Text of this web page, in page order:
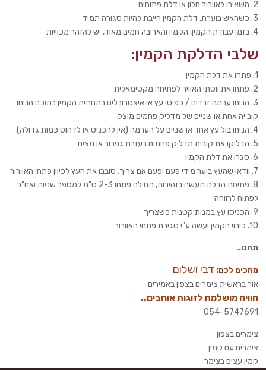
2. השאירו לאוורור חלון או דלת פתוחים
3. כשהאש בוערת, דלת הקמין חייבת להיות סגורה תמיד
4. בזמן עבודת הקמין, הקמין והארובה חמים מאוד, יש להזהר מכוויות
שלבי הדלקת הקמין:
1. פתחו את דלת הקמין
2. פתחו את ווסתי האוויר לפתיחה מקסימאלית
3. הניחו ערמת זרדים / כפיסי עץ או איצטרובלים בתחתית הקמין בתוכם הניחו
קובייה אחת או שניים של מדליק פחמים מוצק
4. הניחו בול עץ אחד או שניים על הערמה (אין להכניס או לדחוס כמות גדולה)
5. הדליקו את קובית מדליק פחמים בעזרת גפרור או מצית
6. סגרו את דלת הקמין
7. וודאו שהעץ בוער מידי פעם ופעם אם צריך, סובבו את העץ לכיוון פתחי האוורור
8. פתיחת הדלת תעשה בזהירות, תחילה פתחו 2-3 ס"מ למספר שניות ואח"כ
לפתוח לרווחה
9. הכניסו עץ במנות קטנות כשצריך
10. כיבוי הקמין יעשה ע"י סגירת פתחי האוורור
תהנו..
מחכים לכם: דבי ושלום
אור בראשית צימרים בצפון באמירים
חוויה מושלמת לזוגות אוהבים..
054-5747691
צימרים בצפון
צימרים עם קמין
קמין עצים בצימר